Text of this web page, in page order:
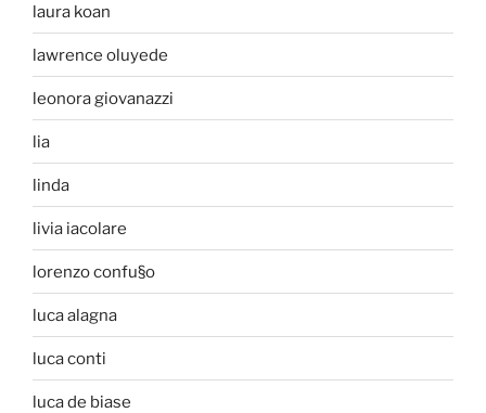
laura koan
lawrence oluyede
leonora giovanazzi
lia
linda
livia iacolare
lorenzo confu§o
luca alagna
luca conti
luca de biase